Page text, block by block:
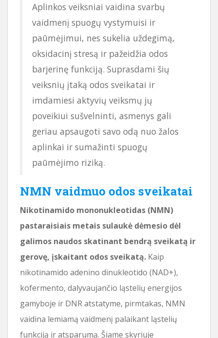
Aplinkos veiksniai vaidina svarbų
vaidmenį spuogų vystymuisi ir
paūmėjimui, nes sukelia uždegimą,
oksidacinį stresą ir pažeidžia odos
barjerinę funkciją. Suprasdami šių
veiksnių įtaką odos sveikatai ir
imdamiesi aktyvių veiksmų jų
poveikiui sušvelninti, asmenys gali
geriau apsaugoti savo odą nuo žalos
aplinkai ir sumažinti spuogų
paūmėjimo riziką.
NMN vaidmuo odos sveikatai
Nikotinamido mononukleotidas (NMN)
pastaraisiais metais sulaukė dėmesio dėl
galimos naudos skatinant bendrą sveikatą ir
gerovę, įskaitant odos sveikatą. Kaip
nikotinamido adenino dinukleotido (NAD+),
kofermento, dalyvaujančio ląstelių energijos
gamyboje ir DNR atstatyme, pirmtakas, NMN
vaidina lemiamą vaidmenį palaikant ląstelių
funkciją ir atsparumą. Šiame skyriuje